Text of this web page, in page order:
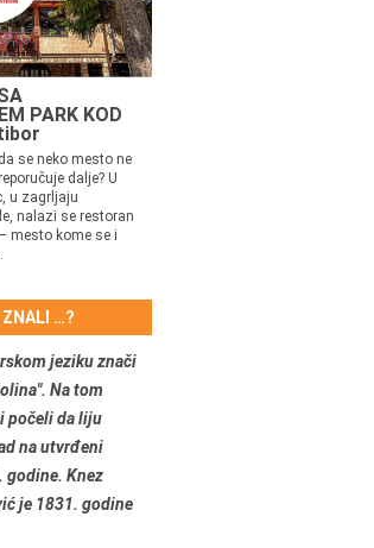
PARK KOD
se neko mesto ne
dalje? U
u zagrljaju
nalazi se restoran
mesto kome se i
ZNALI …?
jeziku znači
Na tom
počeli da liju
na utvrđeni
godine. Knez
je 1831. godine